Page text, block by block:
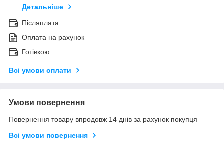
Детальніше
Післяплата
Оплата на рахунок
Готівкою
Всі умови оплати
Умови повернення
Повернення товару впродовж 14 днів за рахунок покупця
Всі умови повернення